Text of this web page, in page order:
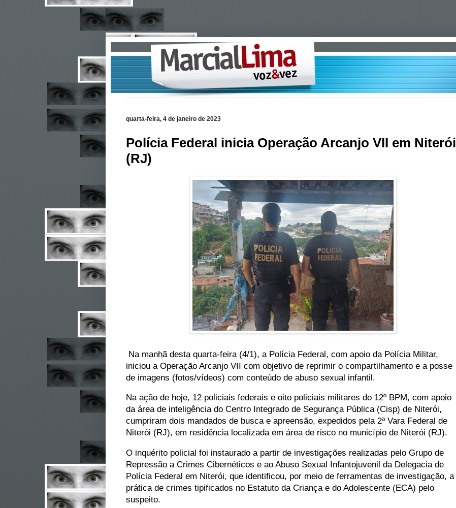
quarta-feira, 4 de janeiro de 2023
Polícia Federal inicia Operação Arcanjo VII em Niterói
(RJ)
Na manhã desta quarta-feira (4/1), a Polícia Federal, com apoio da Polícia Militar,
iniciou a Operação Arcanjo VII com objetivo de reprimir o compartilhamento e a posse
de imagens (fotos/vídeos) com conteúdo de abuso sexual infantil.
Na ação de hoje, 12 policiais federais e oito policiais militares do 12º BPM, com apoio
da área de inteligência do Centro Integrado de Segurança Pública (Cisp) de Niterói,
cumpriram dois mandados de busca e apreensão, expedidos pela 2ª Vara Federal de
Niterói (RJ), em residência localizada em área de risco no município de Niterói (RJ).
O inquérito policial foi instaurado a partir de investigações realizadas pelo Grupo de
Repressão a Crimes Cibernéticos e ao Abuso Sexual Infantojuvenil da Delegacia de
Polícia Federal em Niterói, que identificou, por meio de ferramentas de investigação, a
prática de crimes tipificados no Estatuto da Criança e do Adolescente (ECA) pelo
suspeito.